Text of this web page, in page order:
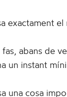
exactament el
abans de
un instant
una cosa